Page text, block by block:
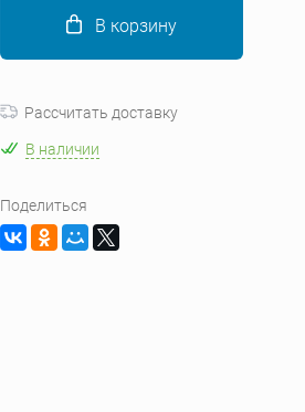
В корзину
Рассчитать доставку
В наличии
Поделиться